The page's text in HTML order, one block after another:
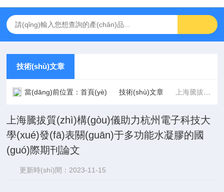
技術(shù)文章
當(dāng)前位置：首頁(yè) 技術(shù)文章 上海騰拔質(zhì)構(gòu)儀助力杭州電子科技大學(xué)發(fā)表關(guān)于多功能水凝膠的國(guó)際期刊論文
上海騰拔質(zhì)構(gòu)儀助力杭州電子科技大
學(xué)發(fā)表關(guān)于多功能水凝膠的國
(guó)際期刊論文
更新時(shí)間：2023-11-15